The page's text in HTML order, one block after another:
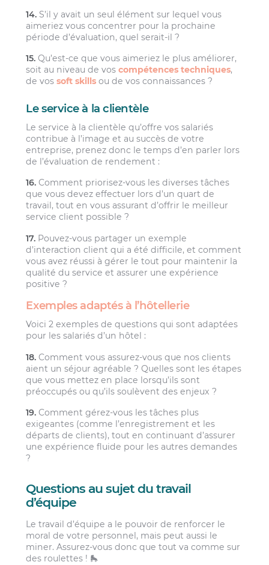
14. S’il y avait un seul élément sur lequel vous
aimeriez vous concentrer pour la prochaine
période d’évaluation, quel serait-il ?
15. Qu’est-ce que vous aimeriez le plus améliorer,
soit au niveau de voscompétences techniques,
de vossoft skills ou de vos connaissances ?
Le service à la clientèle
Le service à la clientèle qu’offre vos salariés
contribue à l’image et au succès de votre
entreprise, prenez donc le temps d’en parler lors
de l’évaluation de rendement :
16. Comment priorisez-vous les diverses tâches
que vous devez effectuer lors d’un quart de
travail, tout en vous assurant d’offrir le meilleur
service client possible ?
17. Pouvez-vous partager un exemple
d’interaction client qui a été difficile, et comment
vous avez réussi à gérer le tout pour maintenir la
qualité du service et assurer une expérience
positive ?
Exemples adaptés à l’hôtellerie
Voici 2 exemples de questions qui sont adaptées
pour les salariés d’un hôtel :
18. Comment vous assurez-vous que nos clients
aient un séjour agréable ? Quelles sont les étapes
que vous mettez en place lorsqu’ils sont
préoccupés ou qu’ils soulèvent des enjeux ?
19. Comment gérez-vous les tâches plus
exigeantes (comme l’enregistrement et les
départs de clients), tout en continuant d’assurer
une expérience fluide pour les autres demandes
?
Questions au sujet du travail
d’équipe
Le travail d’équipe a le pouvoir de renforcer le
moral de votre personnel, mais peut aussi le
miner. Assurez-vous donc que tout va comme sur
des roulettes ! 🛼